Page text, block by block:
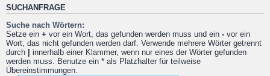
SUCHANFRAGE
Suche nach Wörtern:
Setze ein + vor ein Wort, das gefunden werden muss und ein - vor ein
Wort, das nicht gefunden werden darf. Verwende mehrere Wörter getrennt
durch | innerhalb einer Klammer, wenn nur eines der Wörter gefunden
werden muss. Benutze ein * als Platzhalter für teilweise
Übereinstimmungen.